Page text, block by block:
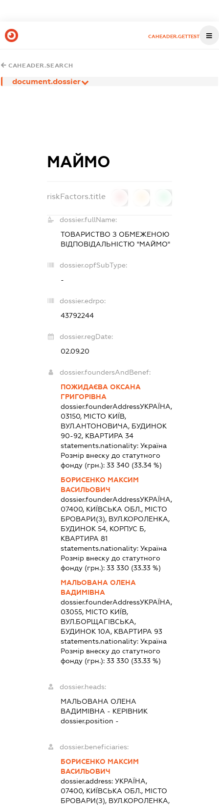
CAHEADER.GETTEST
CAHEADER.SEARCH
document.dossier
МАЙМО
riskFactors.title
dossier.fullName:
ТОВАРИСТВО З ОБМЕЖЕНОЮ
ВІДПОВІДАЛЬНІСТЮ "МАЙМО"
dossier.opfSubType:
-
dossier.edrpo:
43792244
dossier.regDate:
02.09.20
dossier.foundersAndBenef:
ПОЖИДАЄВА ОКСАНА
ГРИГОРІВНА
dossier.founderAddressУКРАЇНА,
03150, МІСТО КИЇВ,
ВУЛ.АНТОНОВИЧА, БУДИНОК
90-92, КВАРТИРА 34
statements.nationality: Україна
Розмір внеску до статутного
фонду (грн.): 33 340 (33.34 %)
БОРИСЕНКО МАКСИМ
ВАСИЛЬОВИЧ
dossier.founderAddressУКРАЇНА,
07400, КИЇВСЬКА ОБЛ., МІСТО
БРОВАРИ(З), ВУЛ.КОРОЛЕНКА,
БУДИНОК 54, КОРПУС Б,
КВАРТИРА 81
statements.nationality: Україна
Розмір внеску до статутного
фонду (грн.): 33 330 (33.33 %)
МАЛЬОВАНА ОЛЕНА
ВАДИМІВНА
dossier.founderAddressУКРАЇНА,
03055, МІСТО КИЇВ,
ВУЛ.БОРЩАГІВСЬКА,
БУДИНОК 10А, КВАРТИРА 93
statements.nationality: Україна
Розмір внеску до статутного
фонду (грн.): 33 330 (33.33 %)
dossier.heads:
МАЛЬОВАНА ОЛЕНА
ВАДИМІВНА - КЕРІВНИК
dossier.position -
dossier.beneficiaries:
БОРИСЕНКО МАКСИМ
ВАСИЛЬОВИЧ
dossier.address: УКРАЇНА,
07400, КИЇВСЬКА ОБЛ., МІСТО
БРОВАРИ(З), ВУЛ.КОРОЛЕНКА,